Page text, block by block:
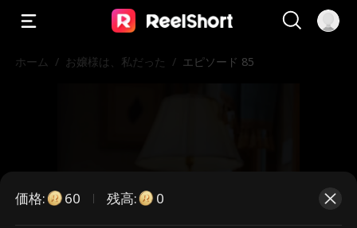
ホーム / お嬢様は、私だった / エピソード 85
価格: 60 残高: 0